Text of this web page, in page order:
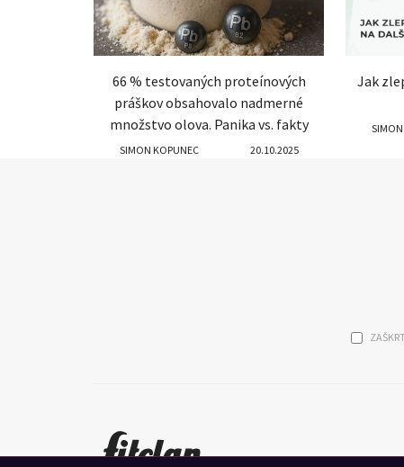
66 % testovaných proteínových
práškov obsahovalo nadmerné
množstvo olova. Panika vs. fakty
SIMON KOPUNEC 20.10.2025
Jak